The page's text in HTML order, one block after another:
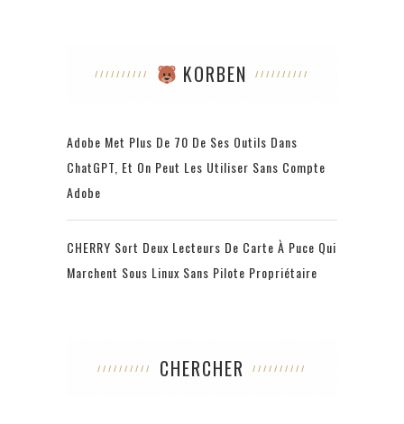
KORBEN
Adobe Met Plus De 70 De Ses Outils Dans
ChatGPT, Et On Peut Les Utiliser Sans Compte
Adobe
CHERRY Sort Deux Lecteurs De Carte À Puce Qui
Marchent Sous Linux Sans Pilote Propriétaire
CHERCHER